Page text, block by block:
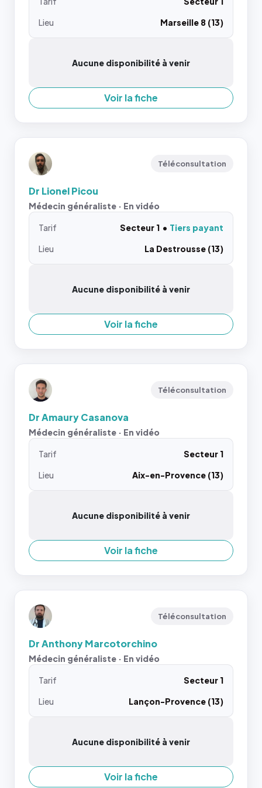
Lieu
Marseille 8 (13)
Aucune disponibilité à venir
Voir la fiche
Téléconsultation
Dr Lionel Picou
Médecin généraliste · En vidéo
Tarif Secteur 1
Tiers payant
Lieu
La Destrousse (13)
Aucune disponibilité à venir
Voir la fiche
Téléconsultation
Dr Amaury Casanova
Médecin généraliste · En vidéo
Tarif
Secteur 1
Lieu
Aix-en-Provence (13)
Aucune disponibilité à venir
Voir la fiche
Téléconsultation
Dr Anthony Marcotorchino
Médecin généraliste · En vidéo
Tarif
Secteur 1
Lieu
Lançon-Provence (13)
Aucune disponibilité à venir
Voir la fiche